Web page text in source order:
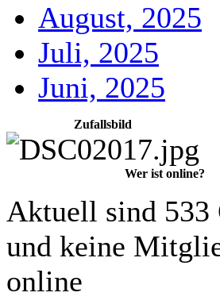
August, 2025
Juli, 2025
Juni, 2025
Zufallsbild
Wer ist online?
Aktuell sind 533
und keine
online